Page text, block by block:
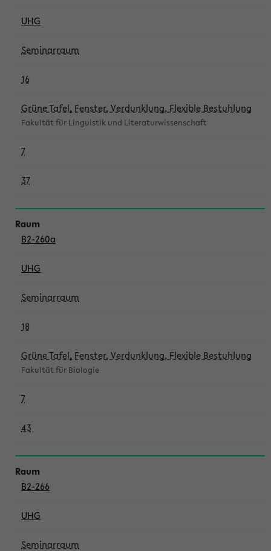
UHG
Seminarraum
16
Grüne Tafel, Fenster, Verdunklung, Flexible Bestuhlung
Fakultät für Linguistik und Literaturwissenschaft
7
37
B2-260a
UHG
Seminarraum
18
Grüne Tafel, Fenster, Verdunklung, Flexible Bestuhlung
Fakultät für Biologie
7
43
B2-266
UHG
Seminarraum